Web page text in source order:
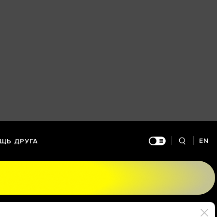
ДРУГА EN